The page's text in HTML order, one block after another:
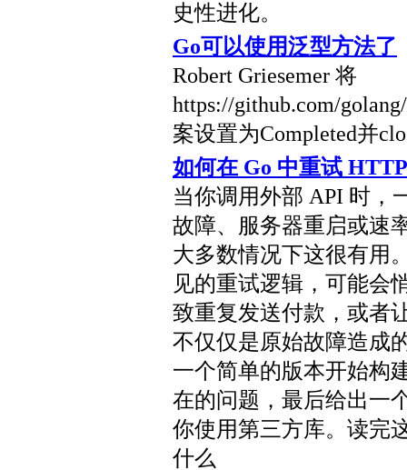
史性进化。
Go可以使用泛型方法了
Robert Griesemer 将
https://github.com/
案设置为Completed并
如何在 Go 中重试
当你调用外部 API 时，
故障、服务器重启或速
大多数情况下这很有用
见的重试逻辑，可能会
致重复发送付款，或者
不仅仅是原始故障造成
一个简单的版本开始构
在的问题，最后给出一
你使用第三方库。读完
什么